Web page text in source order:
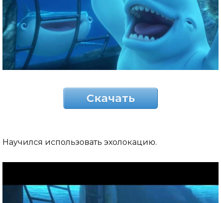
Скачать
Научился использовать эхолокацию.